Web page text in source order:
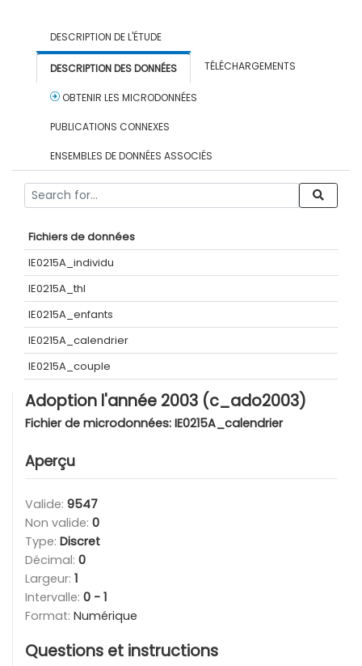
DESCRIPTION DE L'ÉTUDE
DESCRIPTION DES DONNÉES TÉLÉCHARGEMENTS
OBTENIR LES MICRODONNÉES
PUBLICATIONS CONNEXES
ENSEMBLES DE DONNÉES ASSOCIÉS
Fichiers de données
IE0215A_individu
IE0215A_thl
IE0215A_enfants
IE0215A_calendrier
IE0215A_couple
Adoption l'année 2003 (c_ado2003)
Fichier de microdonnées: IE0215A_calendrier
Aperçu
Valide: 9547
Non valide: 0
Type: Discret
Décimal: 0
Largeur: 1
Intervalle: 0 - 1
Format: Numérique
Questions et instructions